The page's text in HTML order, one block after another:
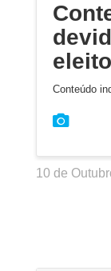
Conteúdo
10 de